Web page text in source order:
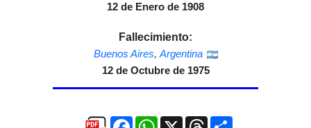
12 de Enero de 1908
Fallecimiento:
Buenos Aires, Argentina
12 de Octubre de 1975
FacebookWhatsApp
X ThreadsCompartir